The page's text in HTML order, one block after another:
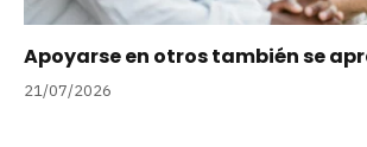
Apoyarse en otros también se
21/07/2026